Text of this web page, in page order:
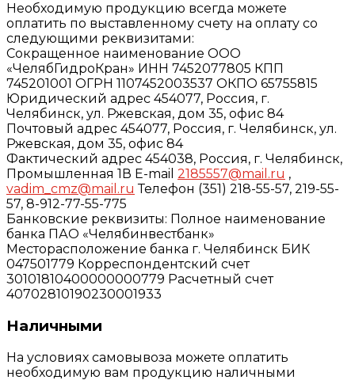
Необходимую продукцию всегда можете
оплатить по выставленному счету на оплату со
следующими реквизитами:
Сокращенное наименование ООО
«ЧелябГидроКран» ИНН 7452077805 КПП
745201001 ОГРН 1107452003537 ОКПО 65755815
Юридический адрес 454077, Россия, г.
Челябинск, ул. Ржевская, дом 35, офис 84
Почтовый адрес 454077, Россия, г. Челябинск, ул.
Ржевская, дом 35, офис 84
Фактический адрес 454038, Россия, г. Челябинск,
Промышленная 1В E-mail 2185557@mail.ru ,
vadim_cmz@mail.ru Телефон (351) 218-55-57, 219-55-
57, 8-912-77-55-775
Банковские реквизиты: Полное наименование
банка ПАО «Челябинвестбанк»
Месторасположение банка г. Челябинск БИК
047501779 Корреспондентский счет
30101810400000000779 Расчетный счет
40702810190230001933
Наличными
На условиях самовывоза можете оплатить
необходимую вам продукцию наличными